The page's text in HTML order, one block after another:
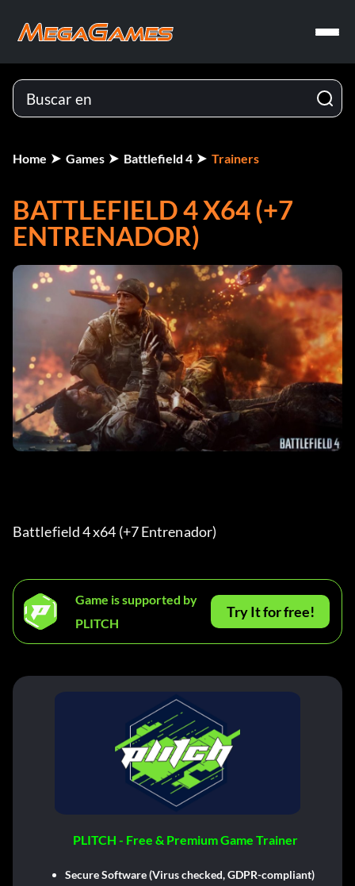
Home Games Battlefield 4 Trainers
BATTLEFIELD 4 X64 (+7
ENTRENADOR)
Battlefield 4 x64 (+7 Entrenador)
Game is supported by
PLITCH
Try It for free!
PLITCH - Free & Premium Game Trainer
Secure Software (Virus checked, GDPR-compliant)